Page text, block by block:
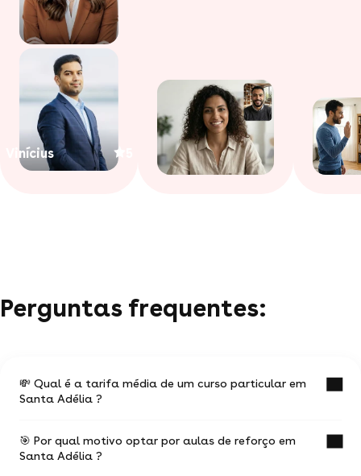
Vinícius
Perguntas frequentes:
💸 Qual é a tarifa média de um curso particular em
Santa Adélia ?
O valor médio de uma aula particular em Santa
Adélia é de R$ 44.
🎯 Por qual motivo optar por aulas de reforço em
Santa Adélia ?